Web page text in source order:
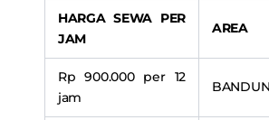
HARGA SEWA PER
JAM
AREA
Rp 900.000 per 12
jam